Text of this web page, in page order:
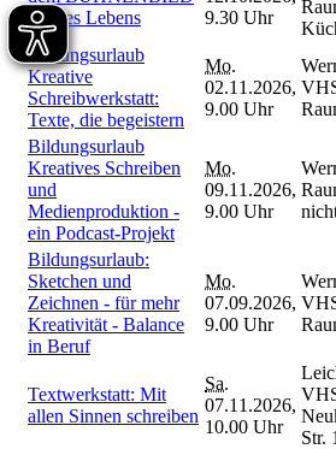
meines Lebens
9.30 Uhr
Bildungsurlaub
Kreative
Schreibwerkstatt:
Texte, die begeistern
Mo.
02.11.2026,
9.00 Uhr
Bildungsurlaub
Kreatives Schreiben
und
Medienproduktion -
ein Podcast-Projekt
Mo.
09.11.2026,
9.00 Uhr
Bildungsurlaub:
Sketchen und
Zeichnen - für mehr
Kreativität - Balance
in Beruf
Mo.
07.09.2026,
9.00 Uhr
Textwerkstatt: Mit
allen Sinnen schreiben
Sa.
07.11.2026,
10.00 Uhr
Str.